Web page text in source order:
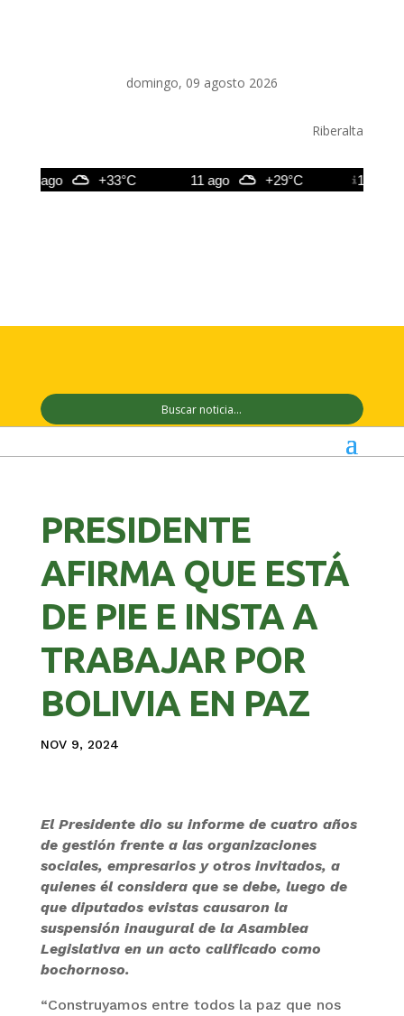
domingo, 09 agosto 2026
Riberalta
10 ago +33°C 11 ago +29°C 12 ago
PRESIDENTE
AFIRMA QUE ESTÁ
DE PIE E INSTA A
TRABAJAR POR
BOLIVIA EN PAZ
NOV 9, 2024
El Presidente dio su informe de cuatro años
de gestión frente a las organizaciones
sociales, empresarios y otros invitados, a
quienes él considera que se debe, luego de
que diputados evistas causaron la
suspensión inaugural de la Asamblea
Legislativa en un acto calificado como
bochornoso.
“Construyamos entre todos la paz que nos